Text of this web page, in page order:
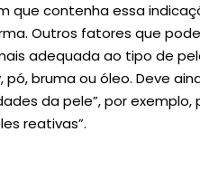
que contenha essa
Outros fatores que
adequada ao tipo de
pó, bruma ou óleo. Deve
da pele”, por
reativas”.